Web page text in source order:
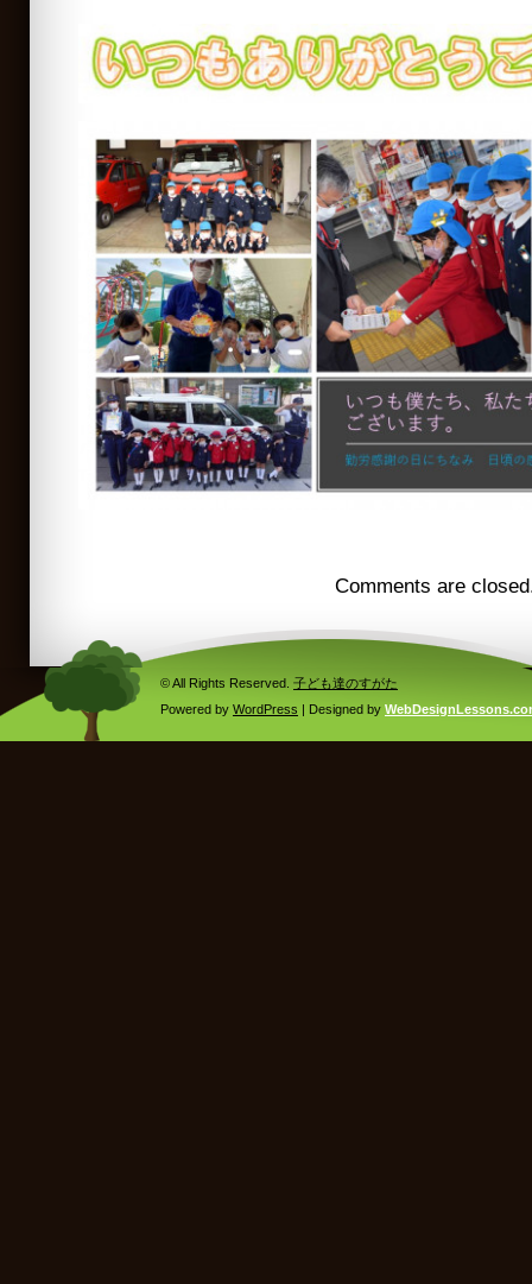
Comments are
© All Rights Reserved. 子ども達のすがた
Powered by WordPress | Designed by